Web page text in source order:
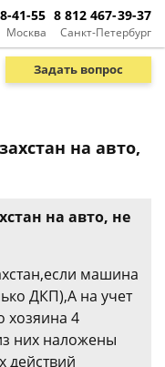
Москва
41-55
Санкт-Петербург
8 812 467-39-37
Задать вопрос
на авто,
на авто, не
машина
ДКП),А на учет
хозяина 4
них наложены
действий